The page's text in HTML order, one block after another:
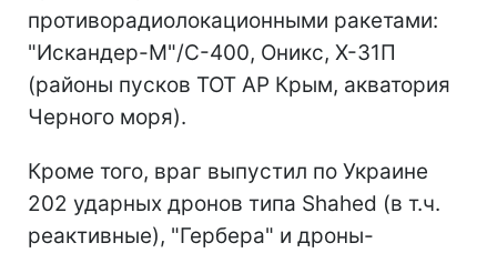
противорадиолокационными ракетами:
"Искандер-М"/С-400, Оникс, Х-31П
(районы пусков ТОТ АР Крым, акватория
Черного моря).
Кроме того, враг выпустил по Украине
202 ударных дронов типа Shahed (в т.ч.
реактивные), "Гербера" и дроны-